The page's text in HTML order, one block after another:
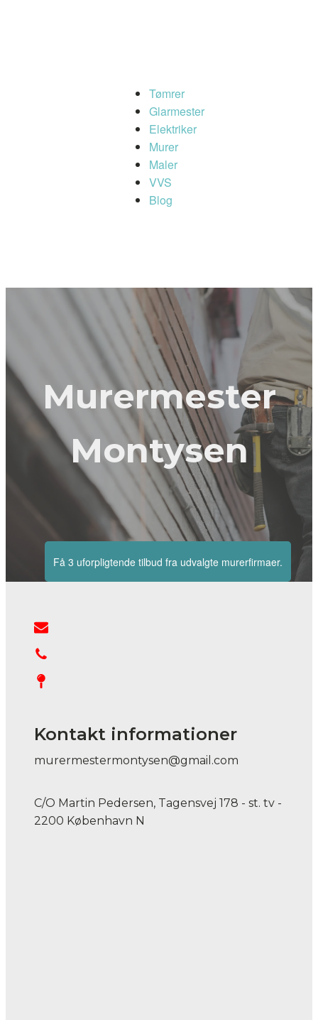
Tømrer
Glarmester
Elektriker
Murer
Maler
VVS
Blog
Murermester
Montysen
Få 3 uforpligtende tilbud fra udvalgte murerfirmaer.
Kontakt informationer
murermestermontysen@gmail.com
C/O Martin Pedersen, Tagensvej 178 - st. tv -
2200 København N